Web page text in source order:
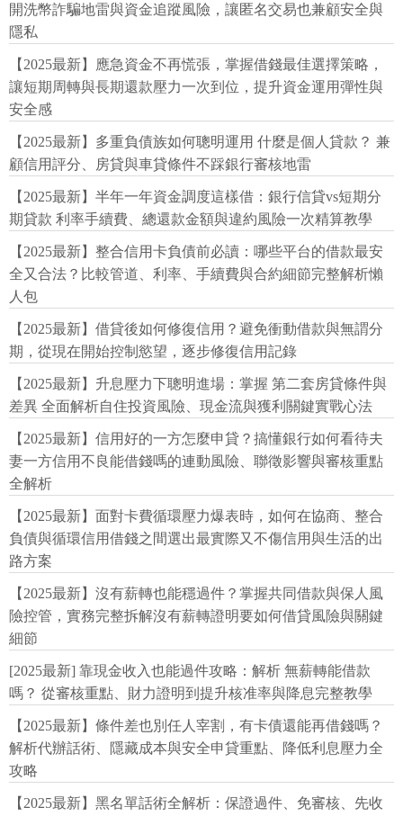
開洗幣詐騙地雷與資金追蹤風險，讓匿名交易也兼顧安全與
隱私
【2025最新】應急資金不再慌張，掌握借錢最佳選擇策略，
讓短期周轉與長期還款壓力一次到位，提升資金運用彈性與
安全感
【2025最新】多重負債族如何聰明運用 什麼是個人貸款？ 兼
顧信用評分、房貸與車貸條件不踩銀行審核地雷
【2025最新】半年一年資金調度這樣借：銀行信貸vs短期分
期貸款 利率手續費、總還款金額與違約風險一次精算教學
【2025最新】整合信用卡負債前必讀：哪些平台的借款最安
全又合法？比較管道、利率、手續費與合約細節完整解析懶
人包
【2025最新】借貸後如何修復信用？避免衝動借款與無謂分
期，從現在開始控制慾望，逐步修復信用記錄
【2025最新】升息壓力下聰明進場：掌握 第二套房貸條件與
差異 全面解析自住投資風險、現金流與獲利關鍵實戰心法
【2025最新】信用好的一方怎麼申貸？搞懂銀行如何看待夫
妻一方信用不良能借錢嗎的連動風險、聯徵影響與審核重點
全解析
【2025最新】面對卡費循環壓力爆表時，如何在協商、整合
負債與循環信用借錢之間選出最實際又不傷信用與生活的出
路方案
【2025最新】沒有薪轉也能穩過件？掌握共同借款與保人風
險控管，實務完整拆解沒有薪轉證明要如何借貸風險與關鍵
細節
[2025最新] 靠現金收入也能過件攻略：解析 無薪轉能借款
嗎？ 從審核重點、財力證明到提升核准率與降息完整教學
【2025最新】條件差也別任人宰割，有卡債還能再借錢嗎？
解析代辦話術、隱藏成本與安全申貸重點、降低利息壓力全
攻略
【2025最新】黑名單話術全解析：保證過件、免審核、先收